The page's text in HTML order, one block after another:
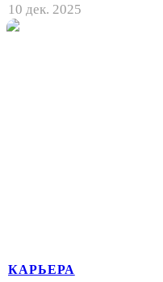
10 дек. 2025
КАРЬЕРА